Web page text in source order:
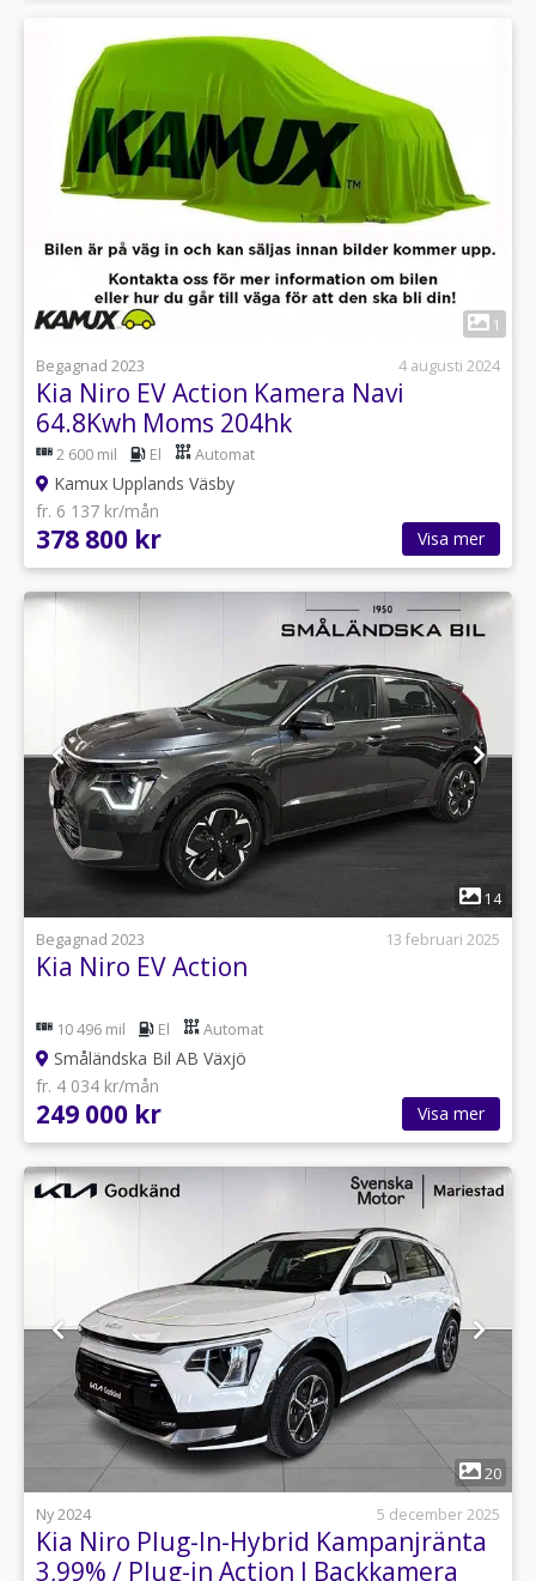
1
Begagnad 2023
4 augusti 2024
Kia Niro EV Action Kamera Navi
64.8Kwh Moms 204hk
2 600 mil El Automat
Kamux Upplands Väsby
fr. 6 137 kr/mån
378 800 kr Visa mer
14
Begagnad 2023
13 februari 2025
Kia Niro EV Action
10 496 mil El Automat
Småländska Bil AB Växjö
fr. 4 034 kr/mån
249 000 kr Visa mer
1
20
Ny 2024
5 december 2025
Kia Niro Plug-In-Hybrid Kampanjränta
3,99% / Plug-in Action I Backkamera